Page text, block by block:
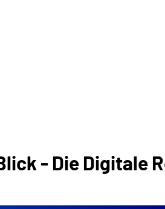
- Die Digitale